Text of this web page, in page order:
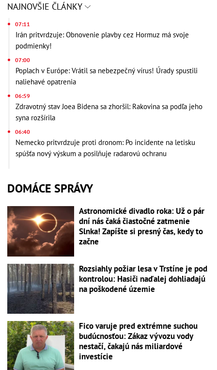
NAJNOVŠIE ČLÁNKY
07:11
Irán pritvrdzuje: Obnovenie plavby cez Hormuz má svoje
podmienky!
07:00
Poplach v Európe: Vrátil sa nebezpečný vírus! Úrady spustili
naliehavé opatrenia
06:59
Zdravotný stav Joea Bidena sa zhoršil: Rakovina sa podľa jeho
syna rozšírila
06:40
Nemecko pritvrdzuje proti dronom: Po incidente na letisku
spúšťa nový výskum a posilňuje radarovú ochranu
DOMÁCE SPRÁVY
Astronomické divadlo roka: Už o pár
dní nás čaká čiastočné zatmenie
Slnka! Zapíšte si presný čas, kedy to
začne
Rozsiahly požiar lesa v Trstíne je pod
kontrolou: Hasiči naďalej dohliadajú
na poškodené územie
Fico varuje pred extrémne suchou
budúcnosťou: Zákaz vývozu vody
nestačí, čakajú nás miliardové
investície